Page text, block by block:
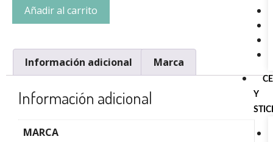
Y
Añadir al carrito
Información adicional Marca
Información adicional
MARCA